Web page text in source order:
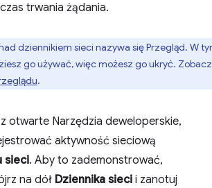
czas trwania żądania.
dziennikiem sieci nazywa się Przegląd. W
go używać, więc możesz go ukryć. Zobacz
.
otwarte Narzędzia deweloperskie,
aktywność sieciową
sieci. Aby to zademonstrować,
na dół Dziennika sieci i zanotuj